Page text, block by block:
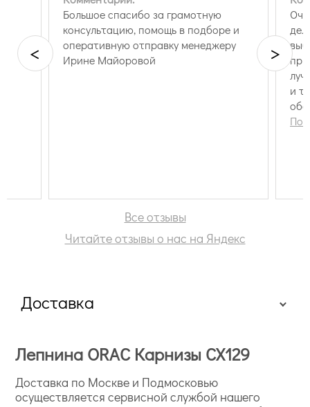
Большое спасибо за грамотную
консультацию, помощь в подборе и
оперативную отправку менеджеру
Ирине Майоровой
и
< >
Все отзывы
Читайте отзывы о нас на Яндекс
Доставка
Лепнина ORAC Карнизы CX129
Доставка по Москве и Подмосковью
осуществляется сервисной службой нашего